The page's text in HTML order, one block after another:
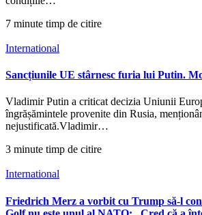
7 minute timp de citire
International
Sancțiunile UE stârnesc furia lui Putin.
Vladimir Putin a criticat decizia Uniunii
îngrășămintele provenite din Rusia,
nejustificată.Vladimir…
3 minute timp de citire
International
Friedrich Merz a vorbit cu Trump să-l